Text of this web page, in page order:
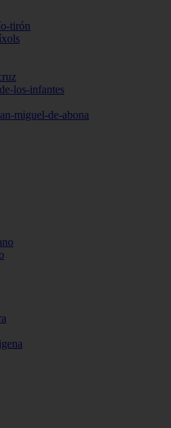
tirón
los-infantes
miguel-de-abona